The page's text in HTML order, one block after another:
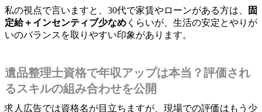
私の視点で言いますと、30代で家賃やローンがある方は、
固
定給＋インセンティブ少なめ くらいが、生活の安定とやりが
いのバランスを取りやすい印象があります。
遺品整理士資格で年収アップは本当？評価され
るスキルの組み合わせを公開
求人広告では資格名が目立ちますが、現場での評価はもう少